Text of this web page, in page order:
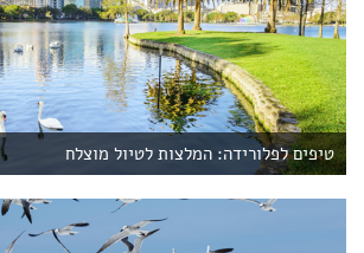
טיפים לפלורידה: המלצות לטיול מוצלח